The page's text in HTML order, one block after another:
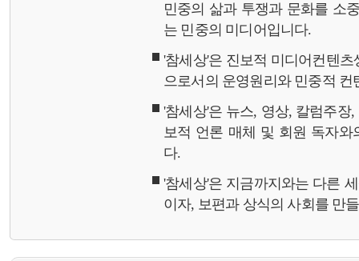
민중의 삶과 투쟁과 문화를 소
는 민중의 미디어입니다.
'참세상'은 진보적 미디어컨텐
으로서의 운영원리와 민중적
'참세상'은 뉴스, 영상, 칼럼주
보적 언론 매체 및 회원 독자와
다.
'참세상'은 지금까지와는 다른
이자, 보편과 상식의 사회를 만